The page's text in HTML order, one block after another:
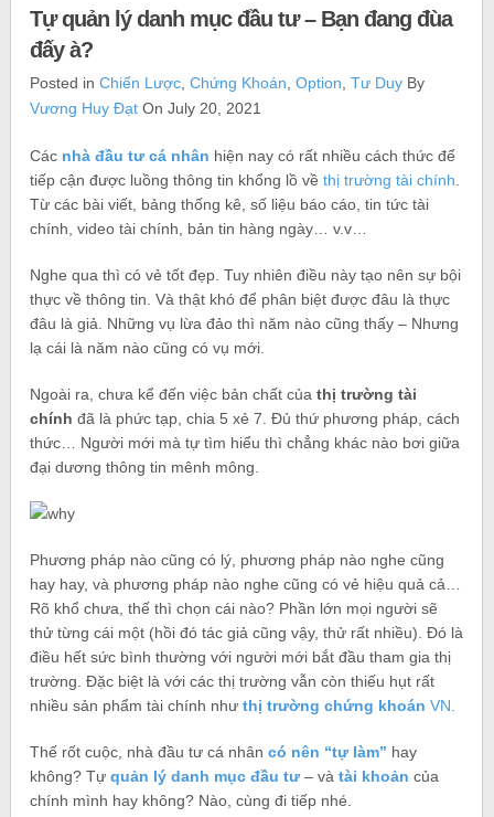
Tự quản lý danh mục đầu tư – Bạn đang đùa
đấy à?
Posted inChiến Lược ,Chứng Khoán ,Option ,Tư Duy By
Vương Huy Đạt On July 20, 2021
Các nhà đầu tư cá nhân hiện nay có rất nhiều cách thức để
tiếp cận được luồng thông tin khổng lồ vềthị trường tài chính
Từ các bài viết, bảng thống kê, số liệu báo cáo, tin tức tài
chính, video tài chính, bản tin hàng ngày… v.v…
Nghe qua thì có vẻ tốt đẹp. Tuy nhiên điều này tạo nên sự bội
thực về thông tin. Và thật khó để phân biệt được đâu là thực
đâu là giả. Những vụ lừa đảo thì năm nào cũng thấy – Nhưng
lạ cái là năm nào cũng có vụ mới.
Ngoài ra, chưa kể đến việc bản chất củathị trường tài
chính đã là phức tạp, chia 5 xẻ 7. Đủ thứ phương pháp, cách
thức… Người mới mà tự tìm hiểu thì chẳng khác nào bơi giữa
đại dương thông tin mênh mông.
Phương pháp nào cũng có lý, phương pháp nào nghe cũng
hay hay, và phương pháp nào nghe cũng có vẻ hiệu quả cả…
Rõ khổ chưa, thế thì chọn cái nào? Phần lớn mọi người sẽ
thử từng cái một (hồi đó tác giả cũng vậy, thử rất nhiều). Đó là
điều hết sức bình thường với người mới bắt đầu tham gia thị
trường. Đặc biệt là với các thị trường vẫn còn thiếu hụt rất
nhiều sản phẩm tài chính nhưthị trường chứng khoánVN.
Thế rốt cuộc, nhà đầu tư cá nhâncó nên “tự làm” hay
không? Tự quản lý danh mục đầu tư – vàtài khoản của
chính mình hay không? Nào, cùng đi tiếp nhé.